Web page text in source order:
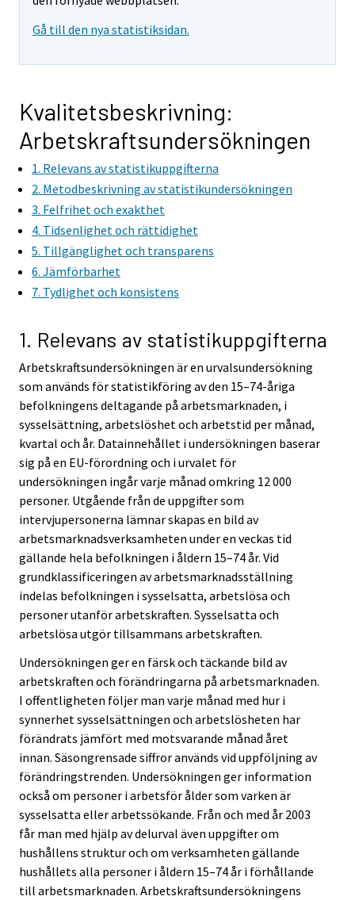
Gå till den nya statistiksidan.
Kvalitetsbeskrivning:
Arbetskraftsundersökningen
1. Relevans av statistikuppgifterna
2. Metodbeskrivning av statistikundersökningen
3. Felfrihet och exakthet
4. Tidsenlighet och rättidighet
5. Tillgänglighet och transparens
6. Jämförbarhet
7. Tydlighet och konsistens
1. Relevans av statistikuppgifterna
Arbetskraftsundersökningen är en urvalsundersökning
som används för statistikföring av den 15–74-åriga
befolkningens deltagande på arbetsmarknaden, i
sysselsättning, arbetslöshet och arbetstid per månad,
kvartal och år. Datainnehållet i undersökningen baserar
sig på en EU-förordning och i urvalet för
undersökningen ingår varje månad omkring 12 000
personer. Utgående från de uppgifter som
intervjupersonerna lämnar skapas en bild av
arbetsmarknadsverksamheten under en veckas tid
gällande hela befolkningen i åldern 15–74 år. Vid
grundklassificeringen av arbetsmarknadsställning
indelas befolkningen i sysselsatta, arbetslösa och
personer utanför arbetskraften. Sysselsatta och
arbetslösa utgör tillsammans arbetskraften.
Undersökningen ger en färsk och täckande bild av
arbetskraften och förändringarna på arbetsmarknaden.
I offentligheten följer man varje månad med hur i
synnerhet sysselsättningen och arbetslösheten har
förändrats jämfört med motsvarande månad året
innan. Säsongrensade siffror används vid uppföljning av
förändringstrenden. Undersökningen ger information
också om personer i arbetsför ålder som varken är
sysselsatta eller arbetssökande. Från och med år 2003
får man med hjälp av delurval även uppgifter om
hushållens struktur och om verksamheten gällande
hushållets alla personer i åldern 15–74 år i förhållande
till arbetsmarknaden. Arbetskraftsundersökningens